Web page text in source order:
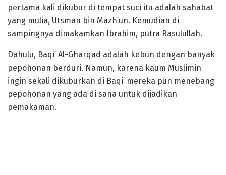
pertama kali dikubur di tempat suci itu adalah sahabat
yang mulia, Utsman bin Mazh’un. Kemudian di
sampingnya dimakamkan Ibrahim, putra Rasulullah.
Dahulu, Baqi’ Al-Gharqad adalah kebun dengan banyak
pepohonan berduri. Namun, karena kaum Muslimin
ingin sekali dikuburkan di Baqi’ mereka pun menebang
pepohonan yang ada di sana untuk dijadikan
pemakaman.